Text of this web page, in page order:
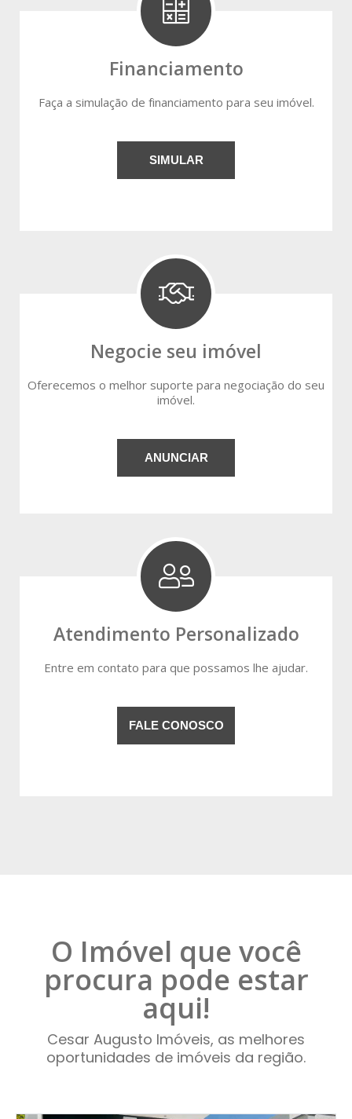
Financiamento
Faça a simulação de financiamento para seu imóvel.
SIMULAR
Negocie seu imóvel
Oferecemos o melhor suporte para negociação do seu
imóvel.
ANUNCIAR
Atendimento Personalizado
Entre em contato para que possamos lhe ajudar.
FALE CONOSCO
O Imóvel que você
procura pode estar
aqui!
Cesar Augusto Imóveis, as melhores
oportunidades de imóveis da região.